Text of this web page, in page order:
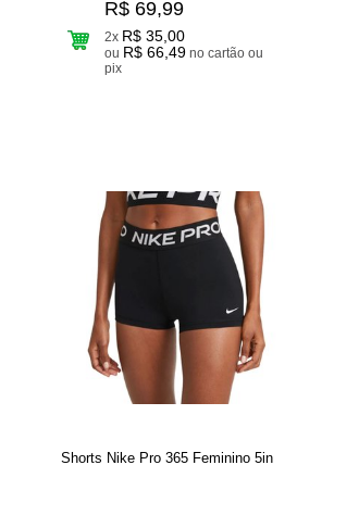
R$ 69,99
2x R$ 35,00
ou R$ 66,49 no cartão ou
pix
Shorts Nike Pro 365 Feminino 5in